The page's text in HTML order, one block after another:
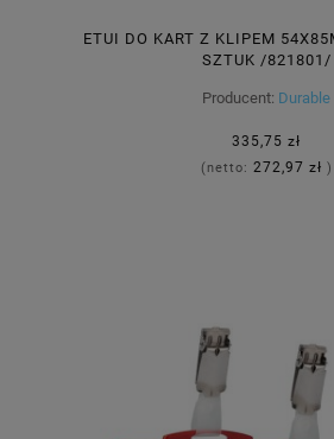
ETUI DO KART Z KLIPEM
SZTUK /821801/
Producent: Durable
335,75 zł
(netto: 272,97 zł )